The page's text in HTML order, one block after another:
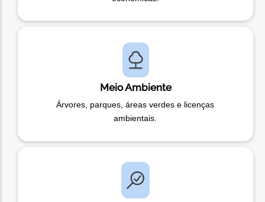
Meio Ambiente
Árvores, parques, áreas verdes e licenças
ambientais.